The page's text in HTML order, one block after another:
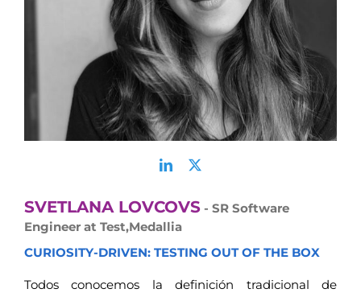
SVETLANA LOVCOVS - SR Software
Engineer at Test,Medallia
CURIOSITY-DRIVEN: TESTING OUT OF THE BOX
Todos conocemos la definición tradicional de